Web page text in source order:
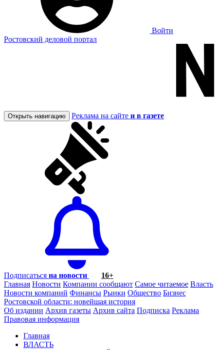
Войти
Ростовский деловой портал
Открыть навигацию Реклама на сайте и в газете
Подписаться на новости
16+
Главная Новости Компании сообщают Самое читаемое Власть
Новости компаний Финансы Рынки Общество Бизнес
Ростовской области: новейшая история
Об издании Архив газеты Архив сайта Подписка Реклама
Правовая информация
Главная
ВЛАСТЬ